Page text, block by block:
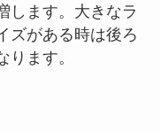
します。大きなラ
ズがある時は後ろ
ます。